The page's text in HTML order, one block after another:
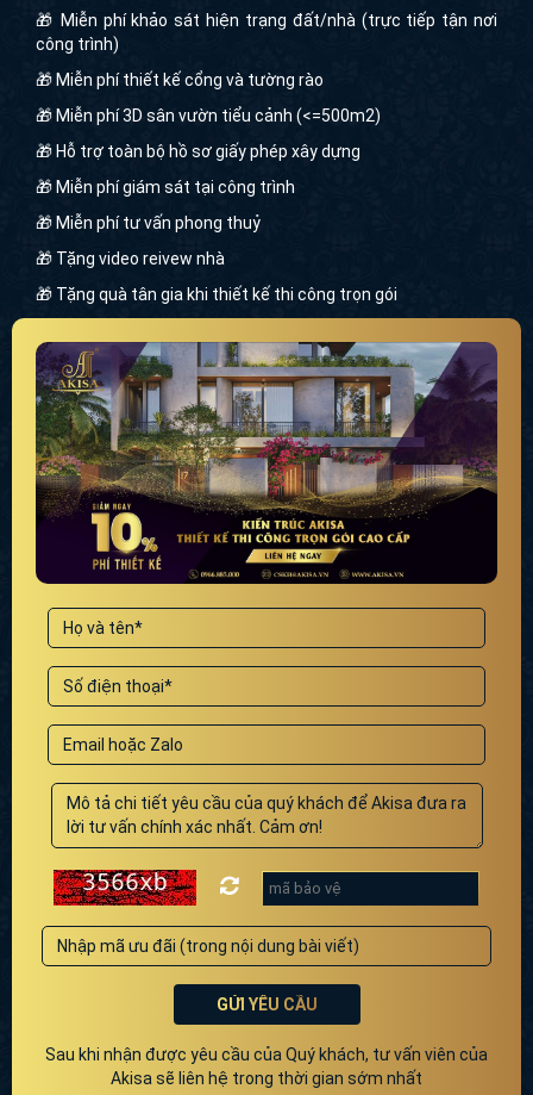
🎁 Miễn phí khảo sát hiện trạng đất/nhà (trực tiếp tận nơi
công trình)
🎁 Miễn phí thiết kế cổng và tường rào
🎁 Miễn phí 3D sân vườn tiểu cảnh (<=500m2)
🎁 Hỗ trợ toàn bộ hồ sơ giấy phép xây dựng
🎁 Miễn phí giám sát tại công trình
🎁 Miễn phí tư vấn phong thuỷ
🎁 Tặng video reivew nhà
🎁 Tặng quà tân gia khi thiết kế thi công trọn gói
GỬI YÊU CẦU
Sau khi nhận được yêu cầu của Quý khách, tư vấn viên của
Akisa sẽ liên hệ trong thời gian sớm nhất